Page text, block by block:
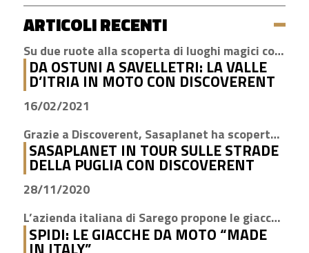
ARTICOLI RECENTI
Su due ruote alla scoperta di luoghi magici come Cisternino, Locorotondo e Alberobello
DA OSTUNI A SAVELLETRI: LA VALLE
D’ITRIA IN MOTO CON DISCOVERENT
16/02/2021
Grazie a Discoverent, Sasaplanet ha scoperto la magia della nostra amata regione
SASAPLANET IN TOUR SULLE STRADE
DELLA PUGLIA CON DISCOVERENT
28/11/2020
L’azienda italiana di Sarego propone le giacche con la tecnologia H2Out, impermeabile, antivento e traspirante
SPIDI: LE GIACCHE DA MOTO “MADE
IN ITALY”